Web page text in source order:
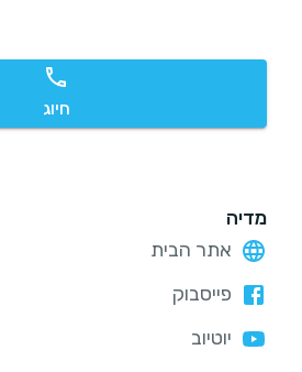
חיוג
מדיה
אתר הבית
פייסבוק
יוטיוב